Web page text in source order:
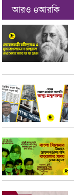
আরও eআরকি